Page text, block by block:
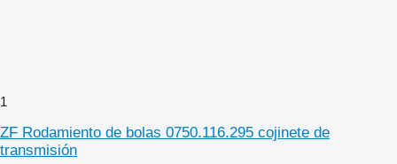
1
ZF Rodamiento de bolas 0750.116.295 cojinete de
transmisión